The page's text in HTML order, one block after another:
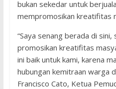
bukan sekedar untuk
mempromosikan kreatifitas
“Saya senang berada di
promosikan kreatifitas
ini baik untuk kami, karena
hubungan kemitraan warga
Francisco Cato, Ketua